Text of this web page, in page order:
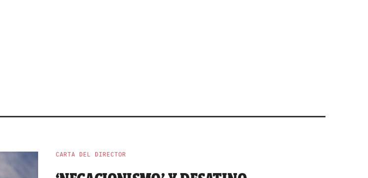
CARTA DEL DIRECTOR